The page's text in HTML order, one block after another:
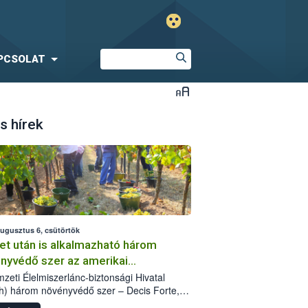
hírek
6, csütörtök
után is alkalmazható három
szer az amerikai
ellen
Élelmiszerlánc-biztonsági Hivatal
három növényvédő szer – Decis Forte,
24 EW, Oroganic – engedélyokiratát